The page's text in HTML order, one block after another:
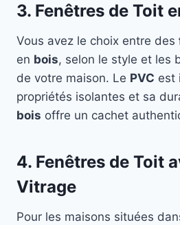
3. Fenêtres de Toit
Vous avez le choix entre des
en bois, selon le style et les
de votre maison. Le PVC est
propriétés isolantes et sa
bois offre un cachet
4. Fenêtres de Toit
Vitrage
Pour les maisons situées